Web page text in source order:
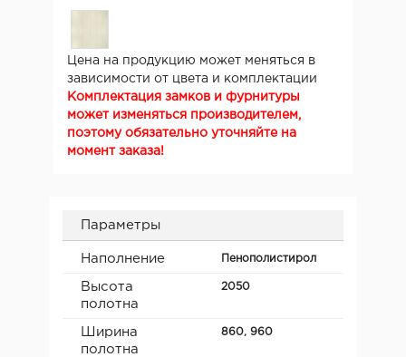
Цена на продукцию может меняться в
зависимости от цвета и комплектации
Комплектация замков и фурнитуры
может изменяться производителем,
поэтому обязательно уточняйте на
момент заказа!
Параметры
Наполнение Пенополистирол
Высота
полотна
2050
Ширина
полотна
860, 960